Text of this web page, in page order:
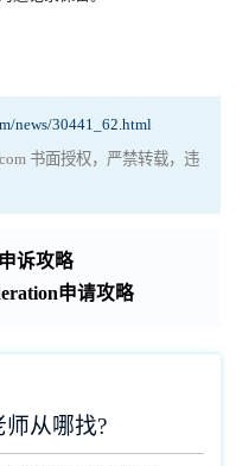
news/30441_62.html
书面授权，严禁转载，违
诉攻略
申请攻略
从哪找?